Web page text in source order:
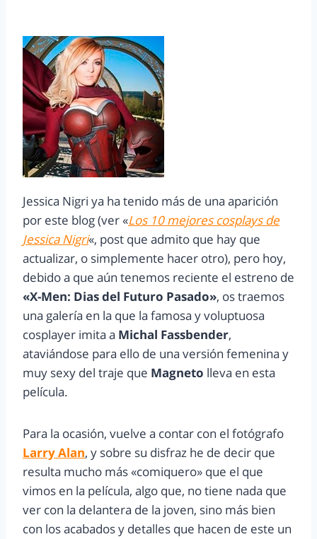
Jessica Nigri ya ha tenido más de una aparición
por este blog (ver «Los 10 mejores cosplays de
Jessica Nigri«, post que admito que hay que
actualizar, o simplemente hacer otro), pero hoy,
debido a que aún tenemos reciente el estreno de
«X-Men: Dias del Futuro Pasado», os traemos
una galería en la que la famosa y voluptuosa
cosplayer imita a Michal Fassbender,
ataviándose para ello de una versión femenina y
muy sexy del traje que Magneto lleva en esta
película.
Para la ocasión, vuelve a contar con el fotógrafo
Larry Alan, y sobre su disfraz he de decir que
resulta mucho más «comiquero» que el que
vimos en la película, algo que, no tiene nada que
ver con la delantera de la joven, sino más bien
con los acabados y detalles que hacen de este un